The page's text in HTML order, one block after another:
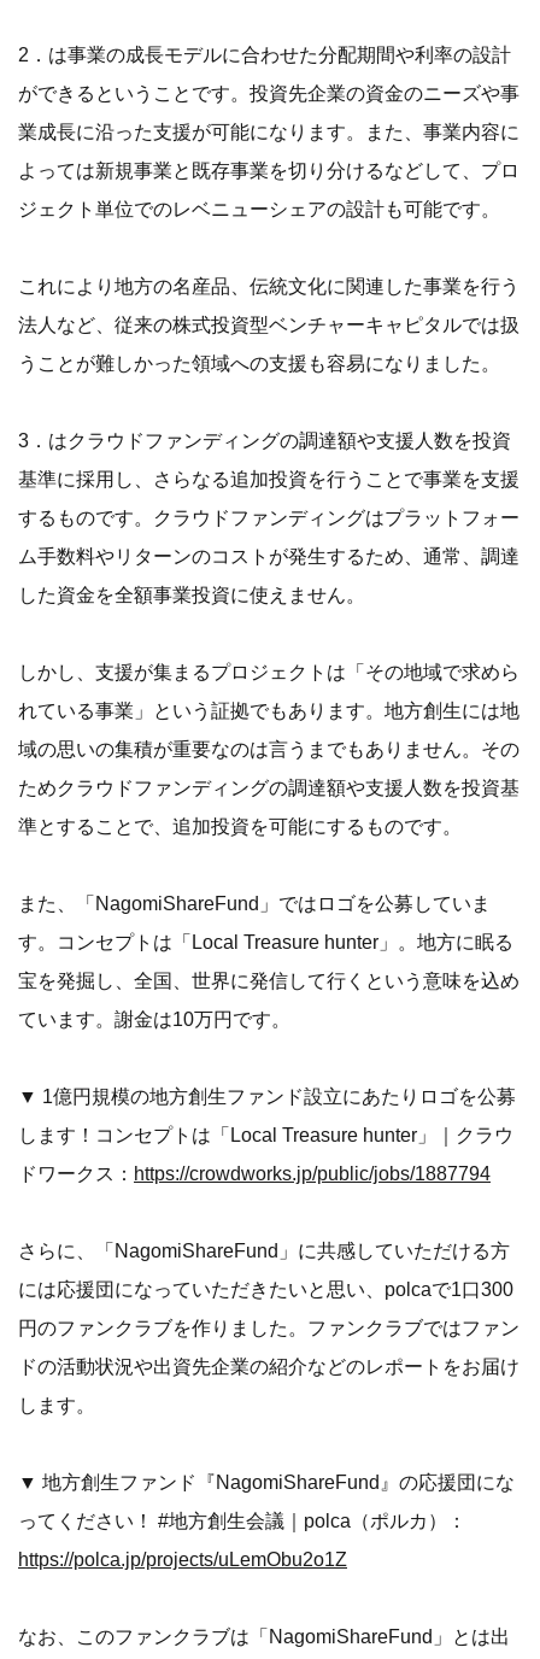
2．は事業の成長モデルに合わせた分配期間や利率の設計
ができるということです。投資先企業の資金のニーズや事
業成長に沿った支援が可能になります。また、事業内容に
よっては新規事業と既存事業を切り分けるなどして、プロ
ジェクト単位でのレベニューシェアの設計も可能です。
これにより地方の名産品、伝統文化に関連した事業を行う
法人など、従来の株式投資型ベンチャーキャピタルでは扱
うことが難しかった領域への支援も容易になりました。
3．はクラウドファンディングの調達額や支援人数を投資
基準に採用し、さらなる追加投資を行うことで事業を支援
するものです。クラウドファンディングはプラットフォー
ム手数料やリターンのコストが発生するため、通常、調達
した資金を全額事業投資に使えません。
しかし、支援が集まるプロジェクトは「その地域で求めら
れている事業」という証拠でもあります。地方創生には地
域の思いの集積が重要なのは言うまでもありません。その
ためクラウドファンディングの調達額や支援人数を投資基
準とすることで、追加投資を可能にするものです。
また、「NagomiShareFund」ではロゴを公募していま
す。コンセプトは「Local Treasure hunter」。地方に眠る
宝を発掘し、全国、世界に発信して行くという意味を込め
ています。謝金は10万円です。
▼ 1億円規模の地方創生ファンド設立にあたりロゴを公募
します！コンセプトは「Local Treasure hunter」｜クラウ
ドワークス： https://crowdworks.jp/public/jobs/1887794
さらに、「NagomiShareFund」に共感していただける方
には応援団になっていただきたいと思い、polcaで1口300
円のファンクラブを作りました。ファンクラブではファン
ドの活動状況や出資先企業の紹介などのレポートをお届け
します。
▼ 地方創生ファンド『NagomiShareFund』の応援団にな
ってください！ #地方創生会議｜polca（ポルカ）：
https://polca.jp/projects/uLemObu2o1Z
なお、このファンクラブは「NagomiShareFund」とは出